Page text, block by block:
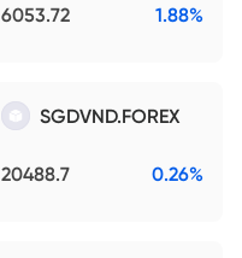
6053.72 1.88%
SGDVND.FOREX
20488.7 0.26%